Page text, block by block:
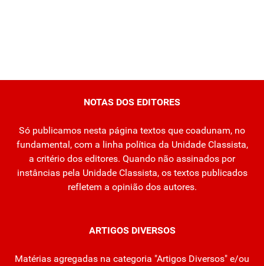
NOTAS DOS EDITORES
Só publicamos nesta página textos que coadunam, no
fundamental, com a linha política da Unidade Classista,
a critério dos editores. Quando não assinados por
instâncias pela Unidade Classista, os textos publicados
refletem a opinião dos autores.
ARTIGOS DIVERSOS
Matérias agregadas na categoria "Artigos Diversos" e/ou